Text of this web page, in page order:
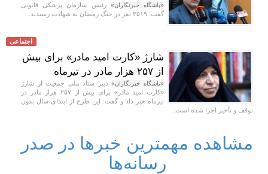
«باشگاه خبرنگاران» رئیس سازمان پزشکی قانونی
گفت: ۳۵۱۹ نفر در جنگ رمضان به شهادت رسیدند.
اجتماعی
شارژ «کارت امید مادر» برای بیش
از ۲۵۷ هزار مادر در تیرماه
«باشگاه خبرنگاران»دبیر ستاد ملی جمعیت از شارژ
«کارت امید مادر» برای بیش از ۲۵۷ هزار مادر در
تیرماه خبر داد و گفت: این طرح از ابتدای سال بدون
توقف و تأخیر اجرا شده است.
مشاهده مهمترین خبرها در صدر
رسانه‌ها